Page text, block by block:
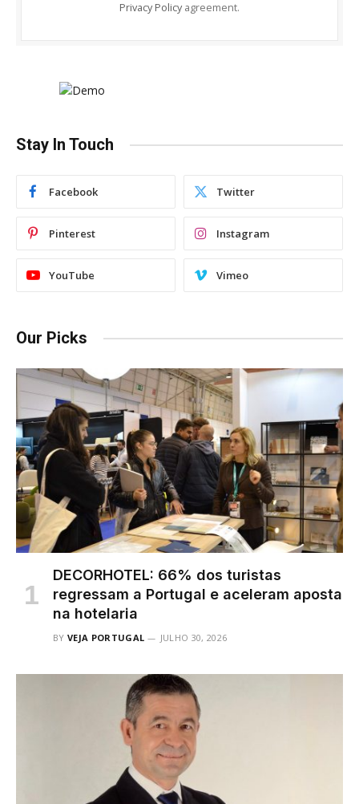
Privacy Policy agreement.
Stay In Touch
Facebook Twitter
Pinterest Instagram
YouTube Vimeo
Our Picks
DECORHOTEL: 66% dos turistas
regressam a Portugal e aceleram aposta
na hotelaria
BY VEJA PORTUGAL JULHO 30, 2026